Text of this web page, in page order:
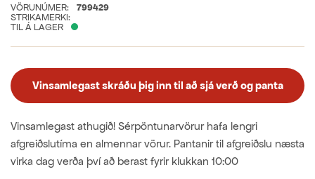
VÖRUNÚMER:
799429
STRIKAMERKI:
TIL Á LAGER
Vinsamlegast skráðu þig inn til að sjá verð og panta
Vinsamlegast athugið! Sérpöntunarvörur hafa lengri
afgreiðslutíma en almennar vörur. Pantanir til afgreiðslu næsta
virka dag verða því að berast fyrir klukkan 10:00